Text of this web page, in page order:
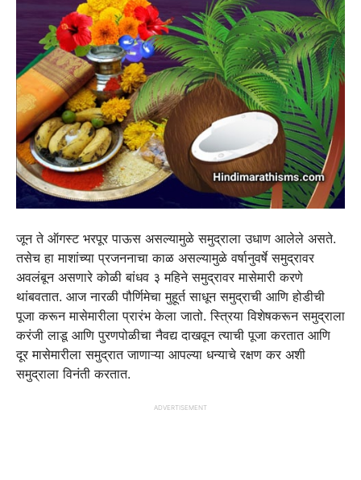
जून ते ऑगस्ट भरपूर पाऊस असल्यामुळे समुद्राला उधाण आलेले असते.
तसेच हा माशांच्या प्रजननाचा काळ असल्यामुळे वर्षानुवर्षे समुद्रावर
अवलंबून असणारे कोळी बांधव ३ महिने समुद्रावर मासेमारी करणे
थांबवतात. आज नारळी पौर्णिमेचा मुहूर्त साधून समुद्राची आणि होडीची
पूजा करून मासेमारीला प्रारंभ केला जातो. स्त्रिया विशेषकरून समुद्राला
करंजी लाडू आणि पुरणपोळीचा नैवद्य दाखवून त्याची पूजा करतात आणि
दूर मासेमारीला समुद्रात जाणाऱ्या आपल्या धन्याचे रक्षण कर अशी
समुद्राला विनंती करतात.
ADVERTISEMENT